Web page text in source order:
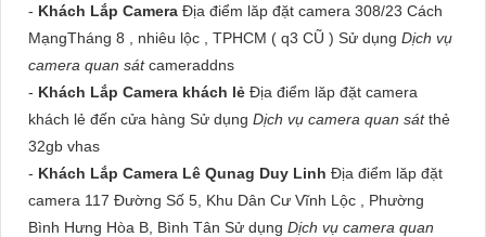
- Khách Lắp Camera Địa điểm lăp đặt camera 308/23 Cách
MạngTháng 8 , nhiêu lộc , TPHCM ( q3 CŨ ) Sử dụng Dịch vụ
camera quan sátcameraddns
- Khách Lắp Camera khách lẻ Địa điểm lăp đặt camera
khách lẻ đến cửa hàng Sử dụng Dịch vụ camera quan sátthẻ
32gb vhas
- Khách Lắp Camera Lê Qunag Duy Linh Địa điểm lăp đặt
camera 117 Đường Số 5, Khu Dân Cư Vĩnh Lộc , Phường
Bình Hưng Hòa B, Bình Tân Sử dụng Dịch vụ camera quan